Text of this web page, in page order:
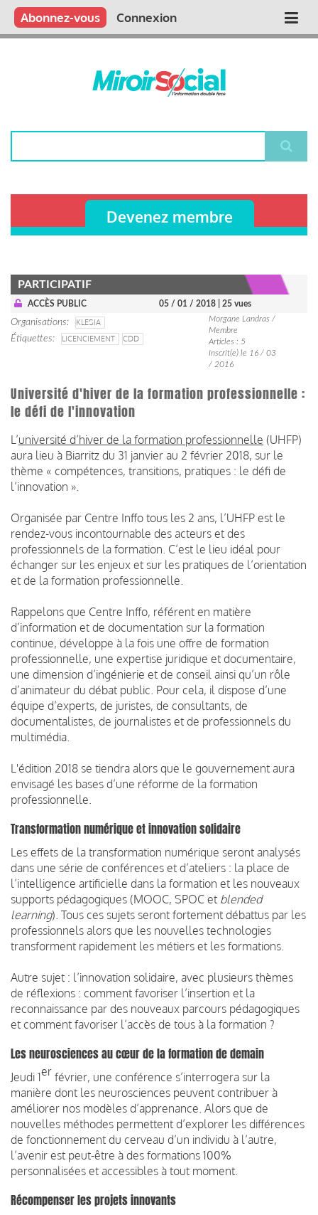
Aller
contenu
Main
Qui sommes nous ?
Vous publiez
Nous publions
Contactez-nous
Abonnez-vous Connexion
Devenez membre
PARTICIPATIF
ACCÈS PUBLIC 05 / 01 / 2018 | 25 vues
Organisations
KLESIA
Étiquettes
LICENCIEMENT CDD
Morgane Landras /
Membre
Articles : 5
Inscrit(e) le 16 / 03
/ 2016
Université d'hiver de la formation professionnelle :
le défi de l'innovation
L’université d’hiver de la formation professionnelle (UHFP)
aura lieu à Biarritz du 31 janvier au 2 février 2018, sur le
thème « compétences, transitions, pratiques : le défi de
l’innovation ».
Organisée par Centre Inffo tous les 2 ans, l’UHFP est le
rendez-vous incontournable des acteurs et des
professionnels de la formation. C’est le lieu idéal pour
échanger sur les enjeux et sur les pratiques de l’orientation
et de la formation professionnelle.
Rappelons que Centre Inffo, référent en matière
d’information et de documentation sur la formation
continue, développe à la fois une offre de formation
professionnelle, une expertise juridique et documentaire,
une dimension d’ingénierie et de conseil ainsi qu’un rôle
d’animateur du débat public. Pour cela, il dispose d’une
équipe d’experts, de juristes, de consultants, de
documentalistes, de journalistes et de professionnels du
multimédia.
L'édition 2018 se tiendra alors que le gouvernement aura
envisagé les bases d’une réforme de la formation
professionnelle.
Transformation numérique et innovation solidaire
Les effets de la transformation numérique seront analysés
dans une série de conférences et d’ateliers : la place de
l’intelligence artificielle dans la formation et les nouveaux
supports pédagogiques (MOOC, SPOC et blended
learning). Tous ces sujets seront fortement débattus par les
professionnels alors que les nouvelles technologies
transforment rapidement les métiers et les formations.
Autre sujet : l’innovation solidaire, avec plusieurs thèmes
de réflexions : comment favoriser l’insertion et la
reconnaissance par des nouveaux parcours pédagogiques
et comment favoriser l’accès de tous à la formation ?
Les neurosciences au cœur de la formation de demain
Jeudi 1er février, une conférence s’interrogera sur la
manière dont les neurosciences peuvent contribuer à
améliorer nos modèles d’apprenance. Alors que de
nouvelles méthodes permettent d’explorer les différences
de fonctionnement du cerveau d’un individu à l’autre,
l’avenir est peut-être à des formations 100%
personnalisées et accessibles à tout moment.
Récompenser les projets innovants